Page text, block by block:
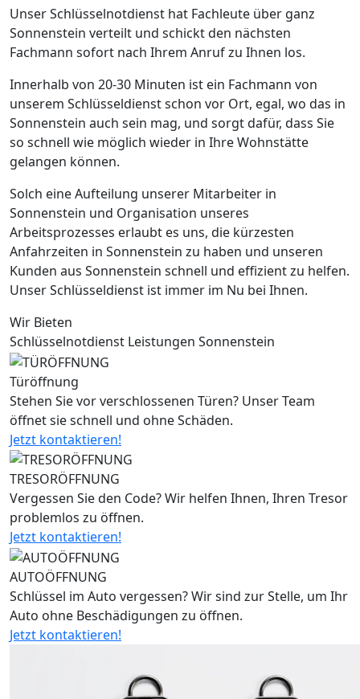
Unser Schlüsselnotdienst hat Fachleute über ganz
Sonnenstein verteilt und schickt den nächsten
Fachmann sofort nach Ihrem Anruf zu Ihnen los.
Innerhalb von 20-30 Minuten ist ein Fachmann von
unserem Schlüsseldienst schon vor Ort, egal, wo das in
Sonnenstein auch sein mag, und sorgt dafür, dass Sie
so schnell wie möglich wieder in Ihre Wohnstätte
gelangen können.
Solch eine Aufteilung unserer Mitarbeiter in
Sonnenstein und Organisation unseres
Arbeitsprozesses erlaubt es uns, die kürzesten
Anfahrzeiten in Sonnenstein zu haben und unseren
Kunden aus Sonnenstein schnell und effizient zu helfen.
Unser Schlüsseldienst ist immer im Nu bei Ihnen.
Wir Bieten
Schlüsselnotdienst Leistungen Sonnenstein
Türöffnung
Stehen Sie vor verschlossenen Türen? Unser Team
öffnet sie schnell und ohne Schäden.
Jetzt kontaktieren!
TRESORÖFFNUNG
Vergessen Sie den Code? Wir helfen Ihnen, Ihren Tresor
problemlos zu öffnen.
Jetzt kontaktieren!
AUTOÖFFNUNG
Schlüssel im Auto vergessen? Wir sind zur Stelle, um Ihr
Auto ohne Beschädigungen zu öffnen.
Jetzt kontaktieren!